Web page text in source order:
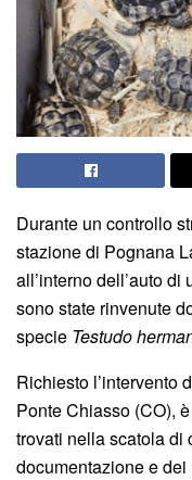
Durante un controllo
stazione di Pognana
all’interno dell’auto
sono state rinvenute
specie Testudo
Richiesto l’intervento
Ponte Chiasso (CO),
trovati nella scatola di
documentazione e